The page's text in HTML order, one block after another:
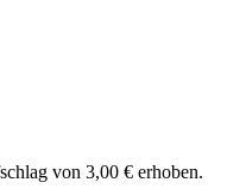
von 3,00 € erhoben.